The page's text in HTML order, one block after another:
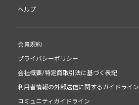
ヘルプ
会員規約
プライバシーポリシー
会社概要/特定商取引法に基づく表記
利用者情報の外部送信に関するガイドライン
コミュニティガイドライン